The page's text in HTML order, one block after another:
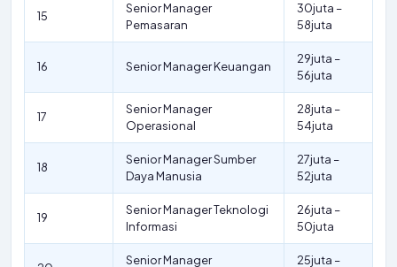
15
Senior Manager
Pemasaran
30juta –
58juta
16 Senior Manager Keuangan
29juta –
56juta
17
Senior Manager
Operasional
28juta –
54juta
18
Senior Manager Sumber
Daya Manusia
27juta –
52juta
19
Senior Manager Teknologi
Informasi
26juta –
50juta
Senior Manager 25juta –